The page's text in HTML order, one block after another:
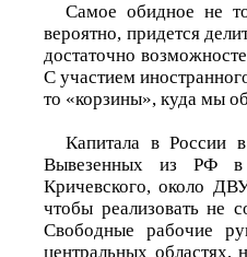
Самое обидное не
вероятно, придется
достаточно
С участием
то «корзины», куда мы
Капитала в России
Вывезенных из РФ в
Кричевского, около
чтобы реализовать не
Свободные рабочие
центральных областях,